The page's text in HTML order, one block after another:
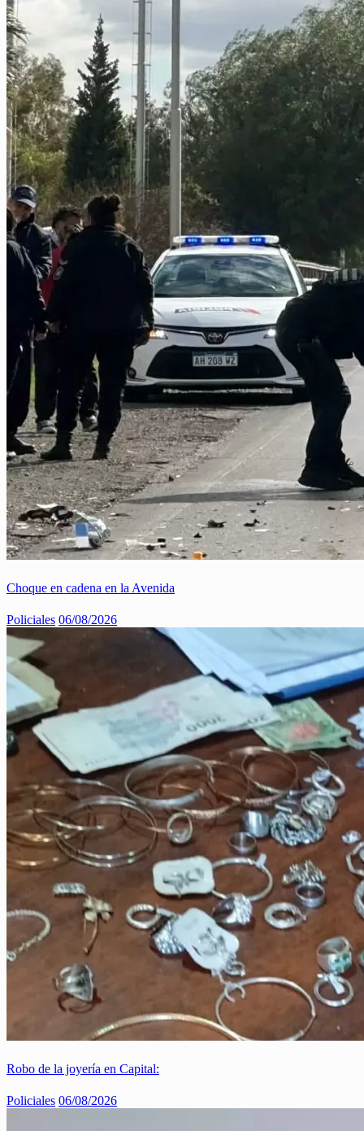
Choque en cadena en la Avenida
Policiales 06/08/2026
Robo de la joyería en Capital:
Policiales 06/08/2026